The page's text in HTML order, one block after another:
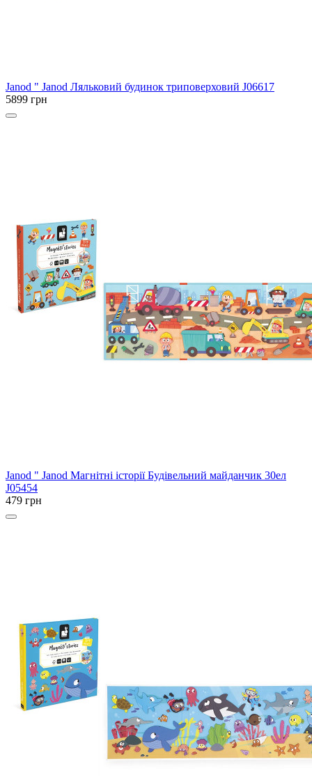
Janod " Janod Ляльковий будинок триповерховий J06617
5899 грн
Janod " Janod Магнітні історії Будівельний майданчик 30ел
J05454
479 грн